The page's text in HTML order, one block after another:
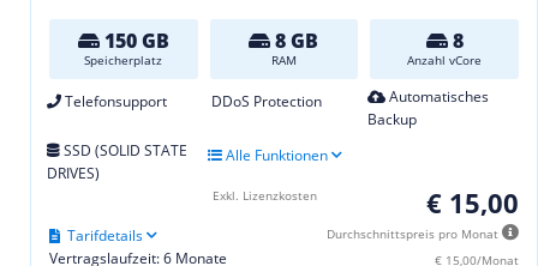
150 GB
Speicherplatz
8 GB
RAM
8
Anzahl vCore
Telefonsupport DDoS Protection
Automatisches
Backup
SSD (SOLID STATE
DRIVES)
Alle Funktionen
€ 15,00
Durchschnittspreis pro Monat
€ 15,00/Monat
Vertragslaufzeit: 6 Monate
Tarifdetails
Exkl. Lizenzkosten